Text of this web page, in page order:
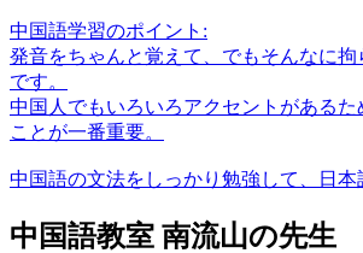
中国語学習のポイント:
発音をちゃんと覚えて、でもそんなに
です。
中国人でもいろいろアクセントがあるた
ことが一番重要。
中国語の文法をしっかり勉強して、日本
中国語教室 南流山の先生